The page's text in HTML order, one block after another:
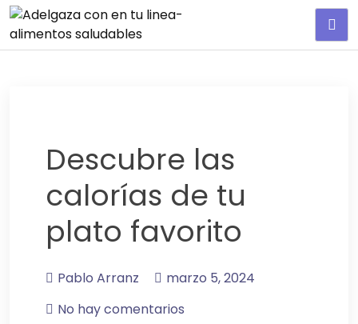
Descubre las
calorías de tu
plato favorito
Pablo Arranz
marzo 5, 2024
No hay comentarios